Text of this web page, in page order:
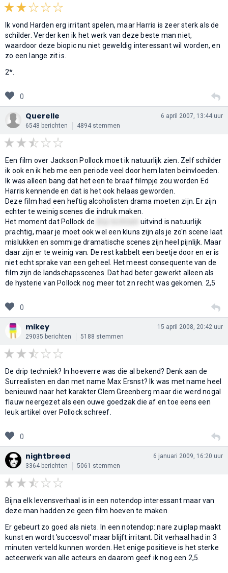
Ik vond Harden erg irritant spelen, maar Harris is zeer sterk als de
schilder. Verder ken ik het werk van deze beste man niet,
waardoor deze biopic nu niet geweldig interessant wil worden, en
zo een lange zit is.
2*.
0
Querelle
6548 berichten 4894 stemmen
6 april 2007, 13:44 uur
Een film over Jackson Pollock moet ik natuurlijk zien. Zelf schilder
ik ook en ik heb me een periode veel door hem laten beinvloeden.
Ik was alleen bang dat het een te braaf filmpje zou worden Ed
Harris kennende en dat is het ook helaas geworden.
Deze film had een heftig alcoholisten drama moeten zijn. Er zijn
echter te weinig scenes die indruk maken.
Het moment dat Pollock de
drip techniekuitvind is natuurlijk
prachtig, maar je moet ook wel een kluns zijn als je zo'n scene laat
mislukken en sommige dramatische scenes zijn heel pijnlijk. Maar
daar zijn er te weinig van. De rest kabbelt een beetje door en er is
niet echt sprake van een geheel. Het meest consequente van de
film zijn de landschapsscenes. Dat had beter gewerkt alleen als
de hysterie van Pollock nog meer tot zn recht was gekomen. 2,5
0
mikey
29035 berichten 5188 stemmen
15 april 2008, 20:42 uur
De drip techniek? In hoeverre was die al bekend? Denk aan de
Surrealisten en dan met name Max Ersnst? Ik was met name heel
benieuwd naar het karakter Clem Greenberg maar die werd nogal
flauw neergezet als een ouwe goedzak die af en toe eens een
leuk artikel over Pollock schreef.
0
nightbreed
3364 berichten 5061 stemmen
6 januari 2009, 16:20 uur
Bijna elk levensverhaal is in een notendop interessant maar van
deze man hadden ze geen film hoeven te maken.
Er gebeurt zo goed als niets. In een notendop: nare zuiplap maakt
kunst en wordt 'succesvol' maar blijft irritant. Dit verhaal had in 3
minuten verteld kunnen worden. Het enige positieve is het sterke
acteerwerk van alle acteurs en daarom geef ik nog een 2,5.